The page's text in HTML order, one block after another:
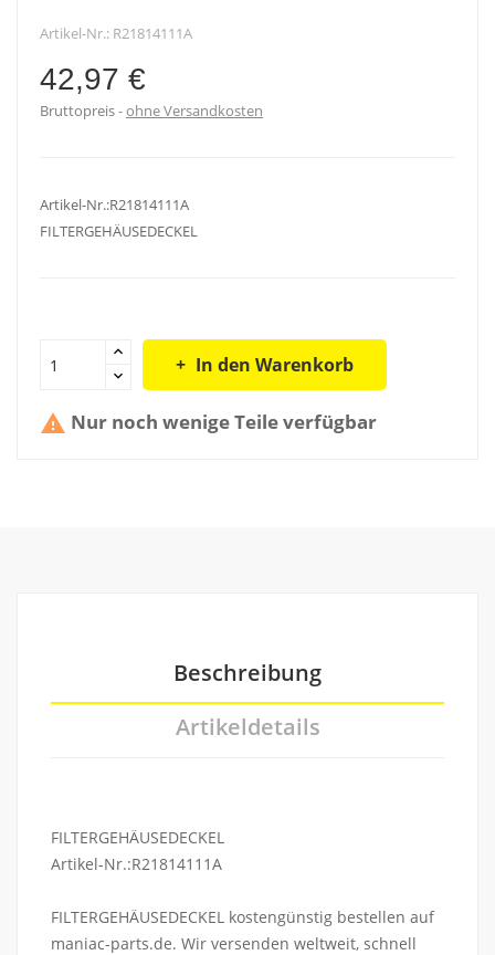
Artikel-Nr.: R21814111A
42,97 €
Bruttopreis ohne Versandkosten
Artikel-Nr.:R21814111A
FILTERGEHÄUSEDECKEL
In den Warenkorb
 Nur noch wenige Teile verfügbar
Beschreibung
Artikeldetails
FILTERGEHÄUSEDECKEL
Artikel-Nr.:R21814111A
FILTERGEHÄUSEDECKEL kostengünstig bestellen auf
maniac-parts.de. Wir versenden weltweit, schnell